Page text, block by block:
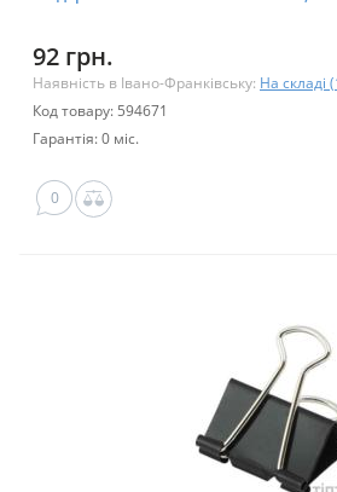
92 грн.
Наявність в Івано-Франківську: На складі
Код товару: 594671
Гарантія: 0 міс.
0